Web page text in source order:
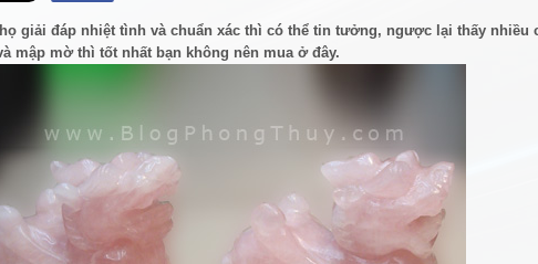
giải đáp nhiệt tình và chuẩn xác thì có thể tin tưởng, ngược lại thấy nhiều
mập mờ thì tốt nhất bạn không nên mua ở đây.